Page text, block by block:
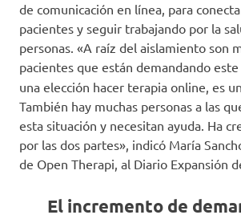
de comunicación en línea, para
pacientes y seguir trabajando por la
personas. «A raíz del aislamiento son
pacientes que están demandando
una elección hacer terapia online, es
También hay muchas personas a las
esta situación y necesitan ayuda. Ha
por las dos partes», indicó María
de Open Therapi, al Diario Expansión
El incremento de